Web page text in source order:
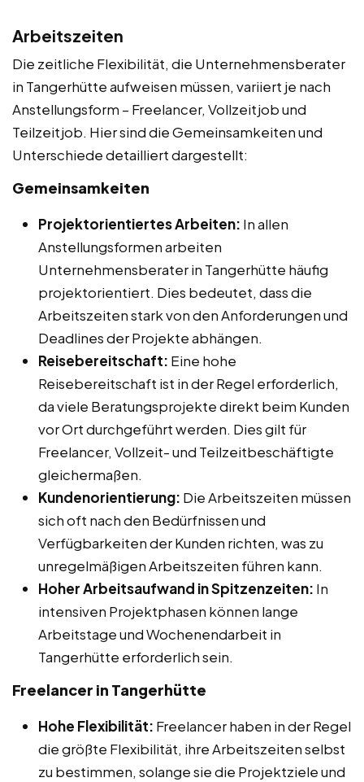
Arbeitszeiten
Die zeitliche Flexibilität, die Unternehmensberater
in Tangerhütte aufweisen müssen, variiert je nach
Anstellungsform – Freelancer, Vollzeitjob und
Teilzeitjob. Hier sind die Gemeinsamkeiten und
Unterschiede detailliert dargestellt:
Gemeinsamkeiten
Projektorientiertes Arbeiten: In allen
Anstellungsformen arbeiten
Unternehmensberater in Tangerhütte häufig
projektorientiert. Dies bedeutet, dass die
Arbeitszeiten stark von den Anforderungen und
Deadlines der Projekte abhängen.
Reisebereitschaft: Eine hohe
Reisebereitschaft ist in der Regel erforderlich,
da viele Beratungsprojekte direkt beim Kunden
vor Ort durchgeführt werden. Dies gilt für
Freelancer, Vollzeit- und Teilzeitbeschäftigte
gleichermaßen.
Kundenorientierung: Die Arbeitszeiten müssen
sich oft nach den Bedürfnissen und
Verfügbarkeiten der Kunden richten, was zu
unregelmäßigen Arbeitszeiten führen kann.
Hoher Arbeitsaufwand in Spitzenzeiten: In
intensiven Projektphasen können lange
Arbeitstage und Wochenendarbeit in
Tangerhütte erforderlich sein.
Freelancer in Tangerhütte
Hohe Flexibilität: Freelancer haben in der Regel
die größte Flexibilität, ihre Arbeitszeiten selbst
zu bestimmen, solange sie die Projektziele und